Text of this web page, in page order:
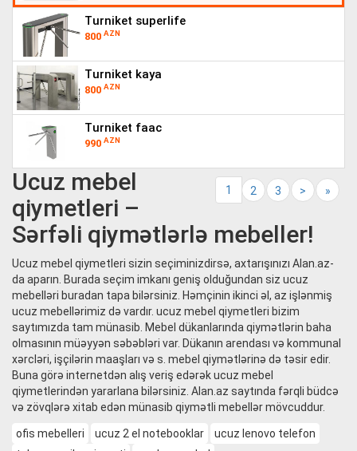
turniket superlife
800 AZN
turniket kaya
800 AZN
turniket faac
990 AZN
1 2 3 > »
Ucuz mebel
qiymetleri –
Sərfəli qiymətlərlə mebeller!
Ucuz mebel qiymetleri sizin seçiminizdirsə, axtarışınızı Alan.az-
da aparın. Burada seçim imkanı geniş olduğundan siz ucuz
mebelləri buradan tapa bilərsiniz. Həmçinin ikinci əl, az işlənmiş
ucuz mebellərimiz də vardır. ucuz mebel qiymetleri bizim
saytımızda tam münasib. Mebel dükanlarında qiymətlərin baha
olmasının müəyyən səbəbləri var. Dükanın arendası və kommunal
xərcləri, işçilərin maaşları və s. mebel qiymətlərinə də təsir edir.
Buna görə internetdən alış veriş edərək ucuz mebel
qiymetlerindən yararlana bilərsiniz. Alan.az saytında fərqli büdcə
və zövqlərə xitab edən münasib qiymətli mebellər mövcuddur.
ofis mebelleri ucuz 2 el notebooklar
ucuz lenovo telefon